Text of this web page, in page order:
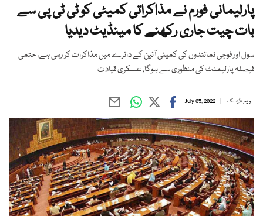
پارلیمانی فورم نے مذاکراتی کمیٹی کو ٹی ٹی پی سے
بات چیت جاری رکھنے کا مینڈیٹ دیدیا
سول اور فوجی نمائندوں کی کمیٹی آئین کے دائرے میں مذاکرات کر رہی ہے، حتمی
فیصلہ پارلیمنٹ کی منظوری سے ہوگا، عسکری قیادت
ویب ڈیسک July 05, 2022